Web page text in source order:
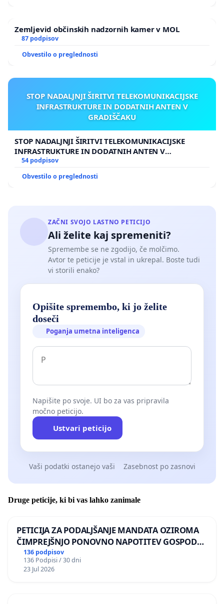
Zemljevid občinskih nadzornih kamer v MOL
87 podpisov
Obvestilo o preglednosti
STOP NADALJNJI ŠIRITVI TELEKOMUNIKACIJSKE
INFRASTRUKTURE IN DODATNIH ANTEN V
GRADIŠČAKU
STOP NADALJNJI ŠIRITVI TELEKOMUNIKACIJSKE
INFRASTRUKTURE IN DODATNIH ANTEN V
GRADIŠČAKU
54 podpisov
Obvestilo o preglednosti
ZAČNI SVOJO LASTNO PETICIJO
Ali želite kaj spremeniti?
Spremembe se ne zgodijo, če molčimo.
Avtor te peticije je vstal in ukrepal. Boste tudi
vi storili enako?
Opišite spremembo, ki jo želite
doseči
Poganja umetna inteligenca
Napišite po svoje. UI bo za vas pripravila
močno peticijo.
Ustvari peticijo
Vaši podatki ostanejo vaši Zasebnost po zasnovi
Druge peticije, ki bi vas lahko zanimale
PETICIJA ZA PODALJŠANJE MANDATA OZIROMA
ČIMPREJŠNJO PONOVNO NAPOTITEV GOSPODA
BERNARDA ŠRAJNERJA NA VELEPOSLANIŠTVO
REPUBLIKE SLOVENIJE V MOSKVI
136 podpisov
136 Podpisi / 30 dni
23 Jul 2026